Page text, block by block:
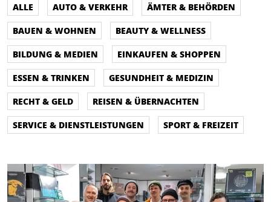
ALLE AUTO & VERKEHR
ÄMTER & BEHÖRDEN
BAUEN & WOHNEN
BEAUTY & WELLNESS
BILDUNG & MEDIEN
EINKAUFEN & SHOPPEN
ESSEN & TRINKEN
GESUNDHEIT & MEDIZIN
RECHT & GELD
REISEN & ÜBERNACHTEN
SERVICE & DIENSTLEISTUNGEN
SPORT & FREIZEIT